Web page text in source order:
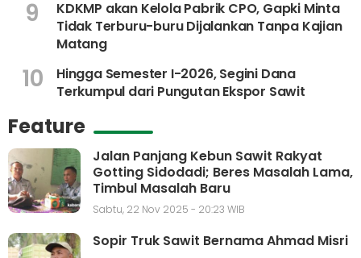
9
KDKMP akan Kelola Pabrik CPO, Gapki Minta
Tidak Terburu-buru Dijalankan Tanpa Kajian
Matang
10
Hingga Semester I-2026, Segini Dana
Terkumpul dari Pungutan Ekspor Sawit
Feature
Jalan Panjang Kebun Sawit Rakyat
Gotting Sidodadi; Beres Masalah Lama,
Timbul Masalah Baru
Sabtu, 22 Nov 2025 - 20:23 WIB
Sopir Truk Sawit Bernama Ahmad Misri